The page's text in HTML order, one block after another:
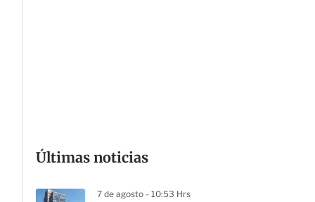
Últimas noticias
7 de agosto - 10:53 Hrs